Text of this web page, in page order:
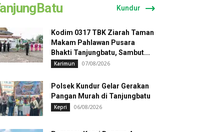
Kundur
Kodim 0317 TBK Ziarah Taman
Makam Pahlawan Pusara
Bhakti Tanjungbatu, Sambut...
Karimun 07/08/2026
Polsek Kundur Gelar Gerakan
Pangan Murah di Tanjungbatu
Kepri 06/08/2026